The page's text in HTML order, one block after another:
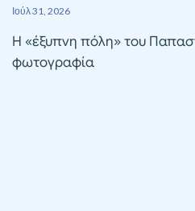
Ιούλ 31, 2026
Η «έξυπνη πόλη» του
φωτογραφία